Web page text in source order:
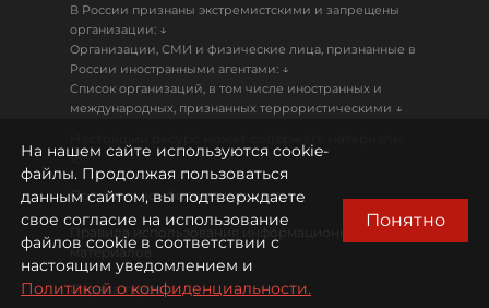
В России признаны экстремистскими и запрещены
организации: ↓
Организации, СМИ и физические лица, признанные в
России иностранными агентами: ↓
Список организаций, в том числе иностранных и
международных, признанных террористическими ↓
18+
Политика конфиденциальности
Правила использования информационных
материалов
Охрана труда
На нашем сайте используются cookie-
файлы. Продолжая пользоваться
данным сайтом, вы подтверждаете
свое согласие на использование
файлов cookie в соответствии с
настоящим уведомлением и
Политикой о конфиденциальности.
Понятно